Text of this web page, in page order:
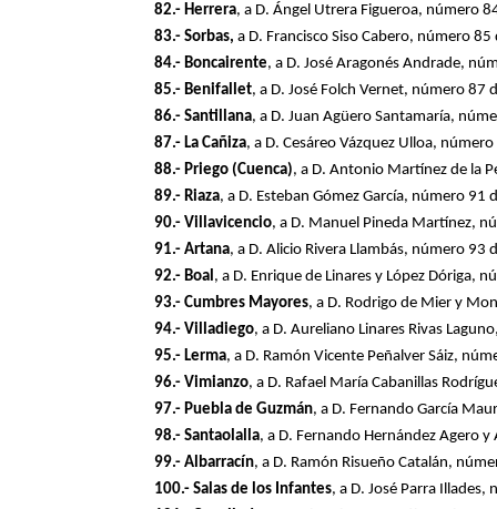
82.- Herrera, a D. Ángel Utrera Figueroa, número
83.- Sorbas, a D. Francisco Siso Cabero, número
84.- Boncairente, a D. José Aragonés Andrade,
85.- Benifallet, a D. José Folch Vernet, número
86.- Santillana, a D. Juan Agüero Santamaría,
87.- La Cañiza, a D. Cesáreo Vázquez Ulloa,
88.- Priego (Cuenca), a D. Antonio Martínez de la
89.- Riaza, a D. Esteban Gómez García, número
90.- Villavicencio, a D. Manuel Pineda Martínez,
91.- Artana, a D. Alicio Rivera Llambás, número
92.- Boal , a D. Enrique de Linares y López
93.- Cumbres Mayores, a D. Rodrigo de Mier y
94.- Villadiego, a D. Aureliano Linares Rivas
95.- Lerma, a D. Ramón Vicente Peñalver Sáiz,
96.- Vimianzo, a D. Rafael María Cabanillas
97.- Puebla de Guzmán, a D. Fernando García
98.- Santaolalla, a D. Fernando Hernández Agero
99.- Albarracín, a D. Ramón Risueño Catalán,
100.- Salas de los Infantes, a D. José Parra